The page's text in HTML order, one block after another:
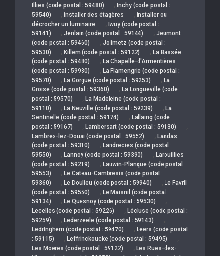
Illies (code postal : 59480) , Inchy (code postal :
59540)
, installer des étagères , installer ou
décrocher un luminaire
, Iwuy (code postal :
59141)
, Jenlain (code postal : 59144) , Jeumont
(code postal : 59460)
, Jolimetz (code postal :
59530)
, Killem (code postal : 59122) , La Bassée
(code postal : 59480)
, La Chapelle-d'Armentières
(code postal : 59930)
, La Flamengrie (code postal :
59570)
, La Gorgue (code postal : 59253) , La
Groise (code postal : 59360)
, La Longueville (code
postal : 59570)
, La Madeleine (code postal :
59110)
, La Neuville (code postal : 59239) , La
Sentinelle (code postal : 59174)
, Lallaing (code
postal : 59167)
, Lambersart (code postal : 59130) ,
Lambres-lez-Douai (code postal : 59552) , Landas
(code postal : 59310)
, Landrecies (code postal :
59550)
, Lannoy (code postal : 59390) , Larouillies
(code postal : 59219)
, Lauwin-Planque (code postal :
59553)
, Le Cateau-Cambrésis (code postal :
59360)
, Le Doulieu (code postal : 59940) , Le Favril
(code postal : 59550)
, Le Maisnil (code postal :
59134)
, Le Quesnoy (code postal : 59530) ,
Lecelles (code postal : 59226) , Lécluse (code postal :
59259)
, Lederzeele (code postal : 59143) ,
Ledringhem (code postal : 59470) , Leers (code postal
: 59115)
, Leffrinckoucke (code postal : 59495) ,
Les Moëres (code postal : 59122) , Les Rues-des-